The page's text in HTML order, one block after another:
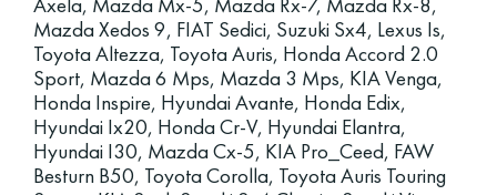
Mazda Xedos 9, FIAT Sedici, Suzuki Sx4, Lexus Is,
Toyota Altezza, Toyota Auris, Honda Accord 2.0
Sport, Mazda 6 Mps, Mazda 3 Mps, KIA Venga,
Honda Inspire, Hyundai Avante, Honda Edix,
Hyundai Ix20, Honda Cr-V, Hyundai Elantra,
Hyundai I30, Mazda Cx-5, KIA Pro_Ceed, FAW
Besturn B50, Toyota Corolla, Toyota Auris Touring